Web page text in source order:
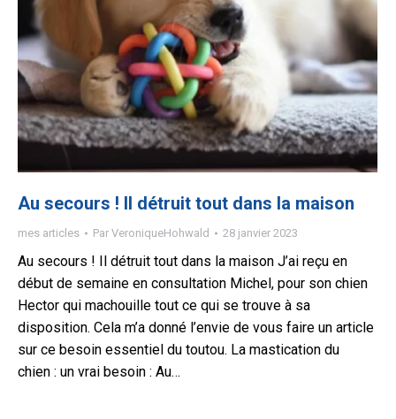
Au secours ! Il détruit tout dans la maison
mes articles Par VeroniqueHohwald 28 janvier 2023
Au secours ! Il détruit tout dans la maison J’ai reçu en
début de semaine en consultation Michel, pour son chien
Hector qui machouille tout ce qui se trouve à sa
disposition. Cela m’a donné l’envie de vous faire un article
sur ce besoin essentiel du toutou. La mastication du
chien : un vrai besoin : Au…